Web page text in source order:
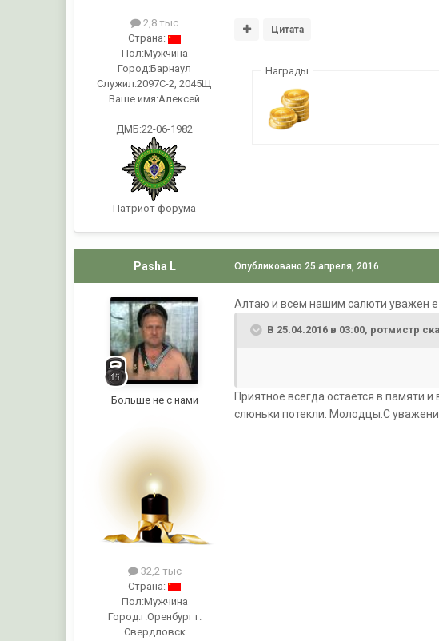
2,8 тыс
Страна:
Пол:Мужчина
Город:Барнаул
Служил:2097С-2, 2045Щ
Ваше имя:Алексей
ДМБ:22-06-1982
Патриот форума
Цитата
Награды
Pasha L
Больше не с нами
32,2 тыс
Страна:
Пол:Мужчина
Город:г.Оренбург г.
Свердловск
Опубликовано 25 апреля, 2016
Алтаю и всем нашим салюти уважен е
В 25.04.2016 в 03:00, ротмистр
Приятное всегда остаётся в памяти
слюньки потекли. Молодцы.С